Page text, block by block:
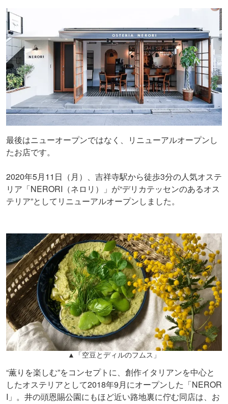
最後はニューオープンではなく、リニューアルオープンし
たお店です。
2020年5月11日（月）、吉祥寺駅から徒歩3分の人気オステ
リア「NERORI（ネロリ）」が“デリカテッセンのあるオス
テリア”としてリニューアルオープンしました。
▲「空豆とディルのフムス」
“薫りを楽しむ”をコンセプトに、創作イタリアンを中心と
したオステリアとして2018年9月にオープンした「NEROR
I」。井の頭恩賜公園にもほど近い路地裏に佇む同店は、お